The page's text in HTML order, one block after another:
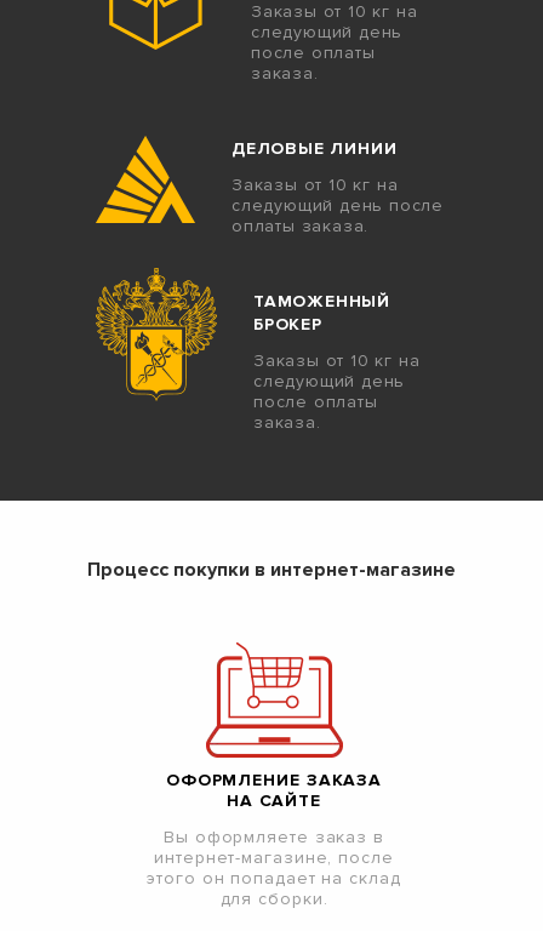
Заказы от 10 кг на
следующий день
после оплаты
заказа.
ДЕЛОВЫЕ ЛИНИИ
Заказы от 10 кг на
следующий день после
оплаты заказа.
ТАМОЖЕННЫЙ
БРОКЕР
Заказы от 10 кг на
следующий день
после оплаты
заказа.
Процесс покупки в интернет-магазине
ОФОРМЛЕНИЕ ЗАКАЗА
НА САЙТЕ
Вы оформляете заказ в
интернет-магазине, после
этого он попадает на склад
для сборки.